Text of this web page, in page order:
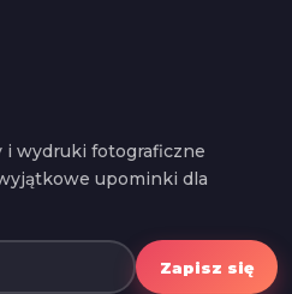
wydruki fotograficzne
upominki dla
Zapisz się